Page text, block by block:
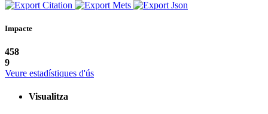
Impacte
458
9
Veure estadístiques d'ús
Visualitza